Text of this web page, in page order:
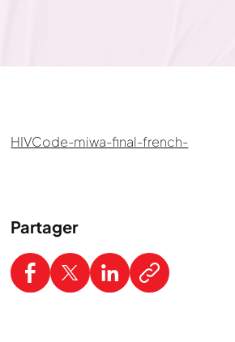
HIVCode-miwa-final-french-
Partager